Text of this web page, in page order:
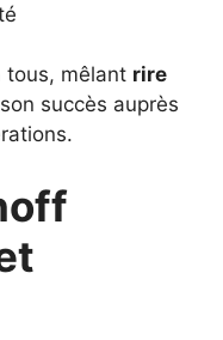
tous, mêlant rire
succès auprès